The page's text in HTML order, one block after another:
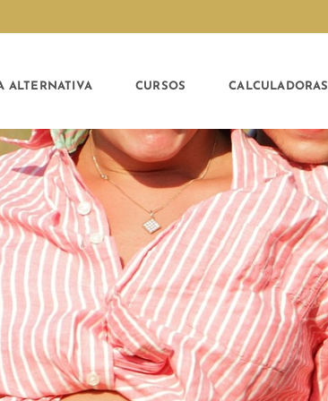
ALTERNATIVA CURSOS CALCULADORAS